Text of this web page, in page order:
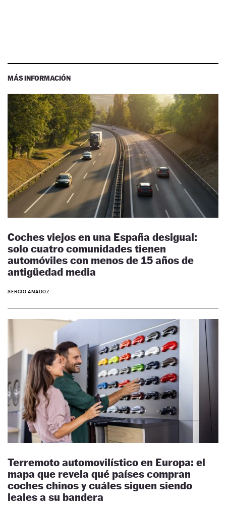
MÁS INFORMACIÓN
Coches viejos en una España desigual:
solo cuatro comunidades tienen
automóviles con menos de 15 años de
antigüedad media
SERGIO AMADOZ
Terremoto automovilístico en Europa: el
mapa que revela qué países compran
coches chinos y cuáles siguen siendo
leales a su bandera